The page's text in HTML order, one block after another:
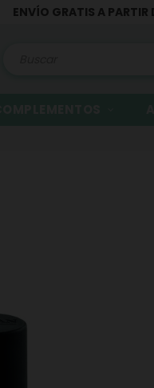
ENVÍO GRATIS A PARTIR